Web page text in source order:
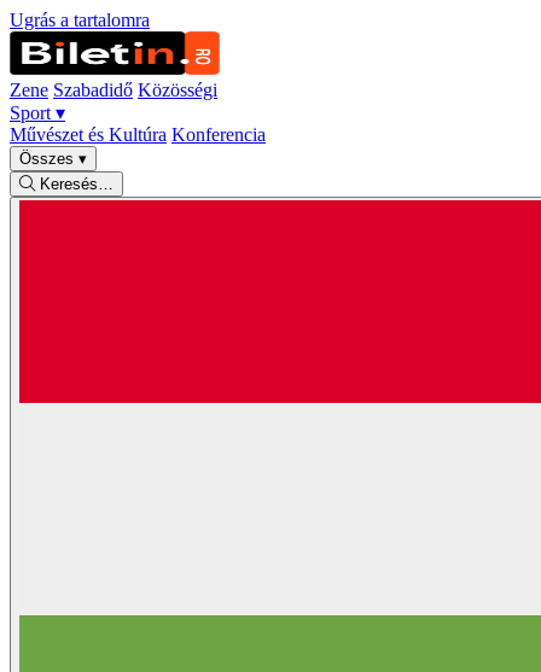
Ugrás a tartalomra
Zene Szabadidő Közösségi
Sport ▾
Művészet és Kultúra Konferencia
Összes ▾
Keresés…